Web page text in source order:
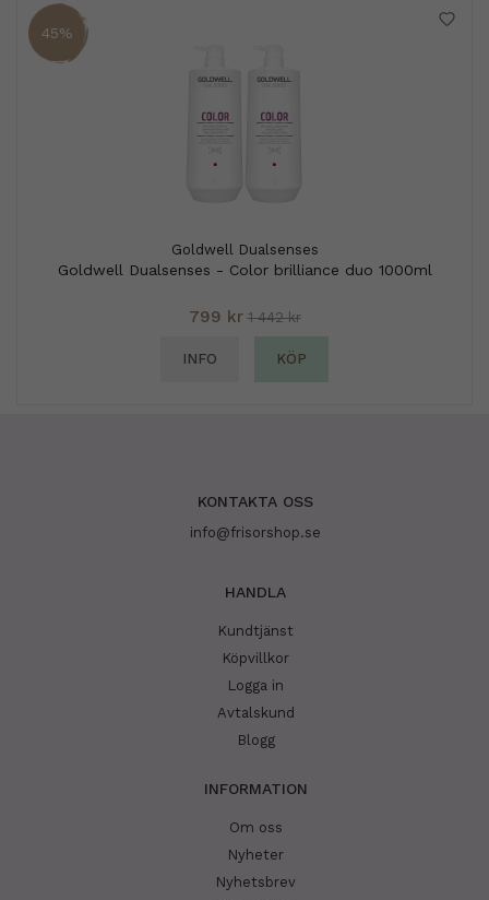
45%
Goldwell Dualsenses
Goldwell Dualsenses - Color brilliance duo 1000ml
799 kr 1 442 kr
INFO KÖP
KONTAKTA OSS
info@frisorshop.se
HANDLA
Kundtjänst
Köpvillkor
Logga in
Avtalskund
Blogg
INFORMATION
Om oss
Nyheter
Nyhetsbrev